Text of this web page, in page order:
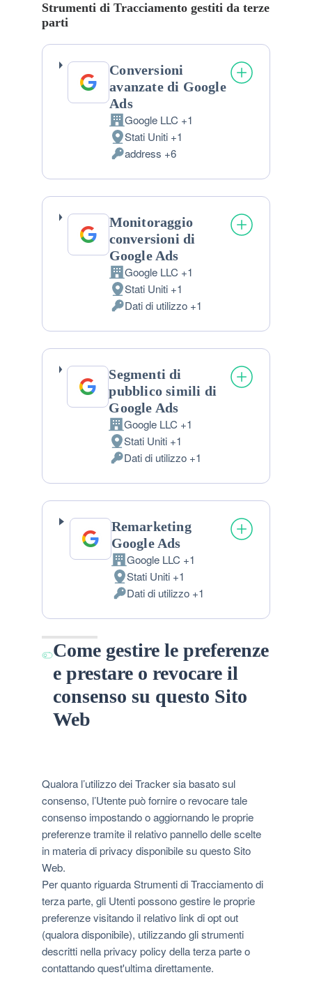
Strumenti di Tracciamento gestiti da terze
parti
Conversioni
avanzate di Google
Ads
Azienda:
Google LLC +1
Luogo
del
trattamento:
Stati Uniti +1
Dati
Personali
trattati:
address +6
Monitoraggio
conversioni di
Google Ads
Azienda:
Google LLC +1
Luogo
del
trattamento:
Stati Uniti +1
Dati
Personali
trattati:
Dati di utilizzo +1
Segmenti di
pubblico simili di
Google Ads
Azienda:
Google LLC +1
Luogo
del
trattamento:
Stati Uniti +1
Dati
Personali
trattati:
Dati di utilizzo +1
Remarketing
Google Ads
Azienda:
Google LLC +1
Luogo
del
trattamento:
Stati Uniti +1
Dati
Personali
Dati di utilizzo +1
Come gestire le preferenze
e prestare o revocare il
consenso su questo Sito
Web
Qualora l’utilizzo dei Tracker sia basato sul
consenso, l’Utente può fornire o revocare tale
consenso impostando o aggiornando le proprie
preferenze tramite il relativo pannello delle scelte
in materia di privacy disponibile su questo Sito
Web.
Per quanto riguarda Strumenti di Tracciamento di
terza parte, gli Utenti possono gestire le proprie
preferenze visitando il relativo link di opt out
(qualora disponibile), utilizzando gli strumenti
descritti nella privacy policy della terza parte o
contattando quest'ultima direttamente.